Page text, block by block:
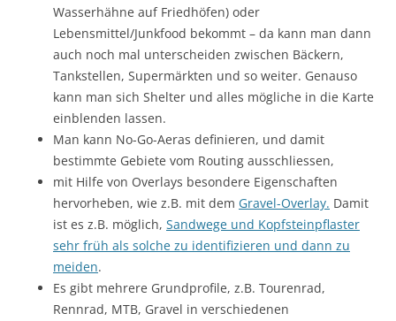
Wasserhähne auf Friedhöfen) oder
Lebensmittel/Junkfood bekommt – da kann man dann
auch noch mal unterscheiden zwischen Bäckern,
Tankstellen, Supermärkten und so weiter. Genauso
kann man sich Shelter und alles mögliche in die Karte
einblenden lassen.
Man kann No-Go-Aeras definieren, und damit
bestimmte Gebiete vom Routing ausschliessen,
mit Hilfe von Overlays besondere Eigenschaften
hervorheben, wie z.B. mit dem Gravel-Overlay. Damit
ist es z.B. möglich, Sandwege und Kopfsteinpflaster
sehr früh als solche zu identifizieren und dann zu
meiden.
Es gibt mehrere Grundprofile, z.B. Tourenrad,
Rennrad, MTB, Gravel in verschiedenen